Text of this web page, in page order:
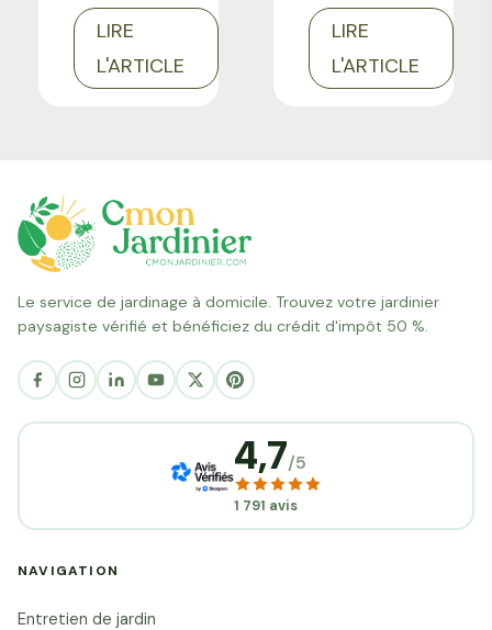
l'ensemble
des
travaux
jardin
(taille,
nettoyage
...).
LIRE
L'ARTICLE
par an
pour
obtenir de
immaculée
LIRE
L'ARTICLE
Le service de jardinage à domicile. Trouvez votre jardinier
paysagiste vérifié et bénéficiez du crédit d'impôt 50 %.
4,7/5
1 791 avis
NAVIGATION
Entretien de jardin